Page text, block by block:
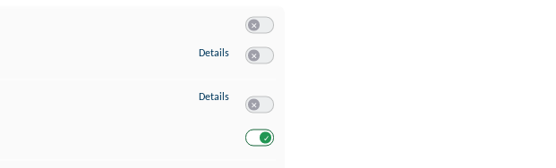
Details zu Speichern von oder Zugriff auf Informationen auf einem Endgerät
Details zu Verwendung reduzierter Daten zur Auswahl von Werbeanzeigen